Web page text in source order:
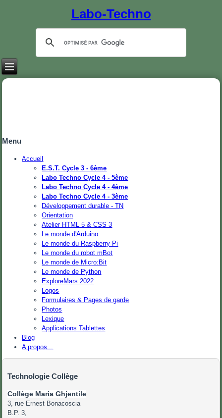
Labo-Techno
Menu
Accueil
E.S.T. Cycle 3 - 6ème
Labo Techno Cycle 4 - 5ème
Labo Techno Cycle 4 - 4ème
Labo Techno Cycle 4 - 3ème
Développement durable - TN
Orientation
Atelier HTML 5 & CSS 3
Le monde d'Arduino
Le monde du Raspberry Pi
Le monde du robot mBot
Le monde de Micro:Bit
Le monde de Python
ExploreMars 2022
Logos
Formulaires & Pages de garde
Photos
Lexique
Applications Tablettes
Blog
A propos...
Technologie Collège
Collège Maria Ghjentile
3, rue Ernest Bonacoscia
B.P. 3,